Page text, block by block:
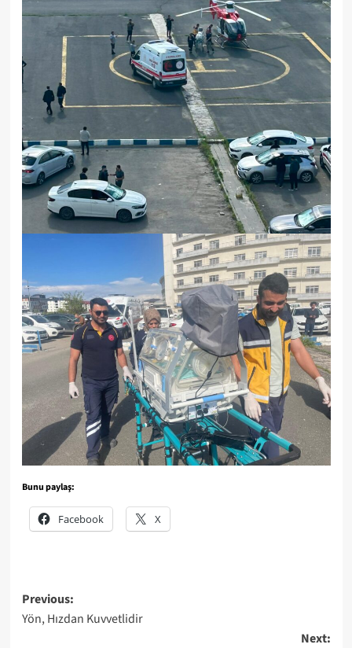
Bunu paylaş:
Facebook X
Post
navigation
Previous:
Yön, Hızdan Kuvvetlidir
Next: